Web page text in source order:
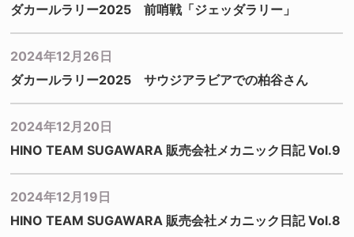
ダカールラリー2025 前哨戦「ジェッダラリー」
2024年12月26日
ダカールラリー2025 サウジアラビアでの柏谷さん
2024年12月20日
HINO TEAM SUGAWARA 販売会社メカニック日記 Vol.9
2024年12月19日
HINO TEAM SUGAWARA 販売会社メカニック日記 Vol.8